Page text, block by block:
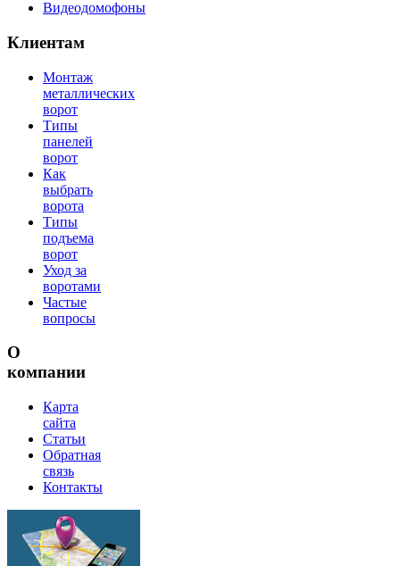
Видеодомофоны
Клиентам
Монтаж
металлических
ворот
Типы
панелей
ворот
Как
выбрать
ворота
Типы
подъема
ворот
Уход за
воротами
Частые
вопросы
О
компании
Карта
сайта
Статьи
Обратная
связь
Контакты